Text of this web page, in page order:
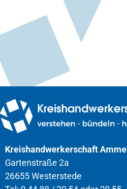
Kreishandwerkerschaft
Gartenstraße 2a
26655 Westerstede